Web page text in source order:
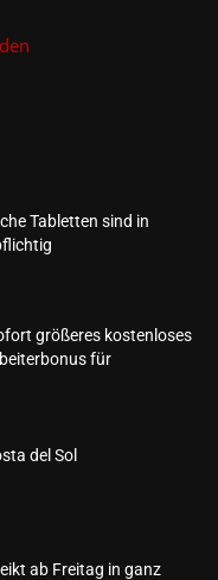
Tabletten sind in
größeres kostenloses
für
del Sol
ab Freitag in ganz